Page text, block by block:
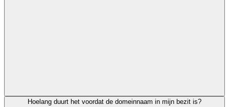
Hoelang duurt het voordat de domeinnaam in mijn bezit is?